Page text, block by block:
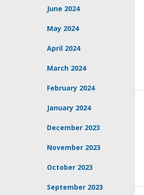
June 2024
May 2024
April 2024
March 2024
February 2024
January 2024
December 2023
November 2023
October 2023
September 2023